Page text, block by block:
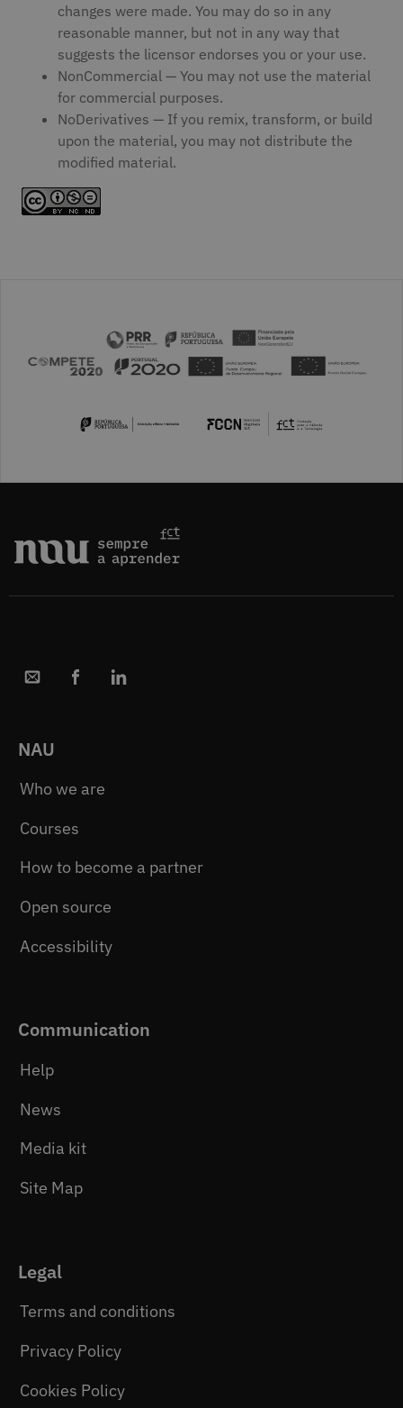
changes were made. You may do so in any
reasonable manner, but not in any way that
suggests the licensor endorses you or your use.
NonCommercial — You may not use the material
for commercial purposes.
NoDerivatives — If you remix, transform, or build
upon the material, you may not distribute the
modified material.
NAU
Who we are
Courses
How to become a partner
Open source
Accessibility
Communication
Help
News
Media kit
Site Map
Legal
Terms and conditions
Privacy Policy
Cookies Policy